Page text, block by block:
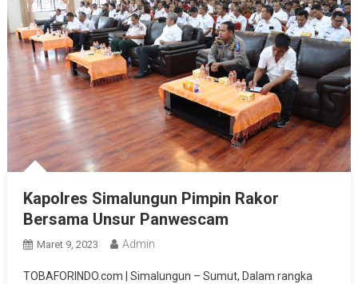
Kapolres Simalungun Pimpin Rakor
Bersama Unsur Panwescam
Maret 9, 2023 Admin
TOBAFORINDO.com | Simalungun – Sumut, Dalam rangka